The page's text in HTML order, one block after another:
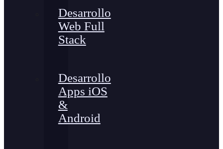
Desarrollo
Web Full
Stack
Desarrollo
Apps iOS
&
Android